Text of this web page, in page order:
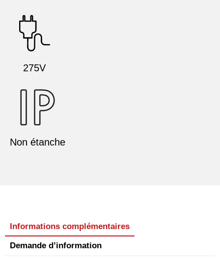
275V
Non étanche
Informations complémentaires
Demande d’information